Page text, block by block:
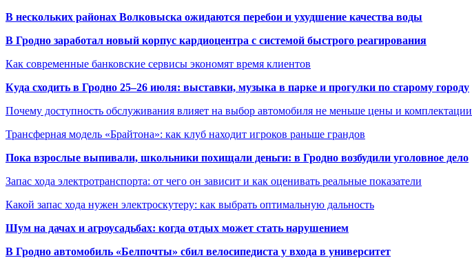
В нескольких районах Волковыска ожидаются перебои и ухудшение качества воды
В Гродно заработал новый корпус кардиоцентра с системой быстрого реагирования
Как современные банковские сервисы экономят время клиентов
Куда сходить в Гродно 25–26 июля: выставки, музыка в парке и прогулки по старому городу
Почему доступность обслуживания влияет на выбор автомобиля не меньше цены и комплектации
Трансферная модель «Брайтона»: как клуб находит игроков раньше грандов
Пока взрослые выпивали, школьники похищали деньги: в Гродно возбудили уголовное дело
Запас хода электротранспорта: от чего он зависит и как оценивать реальные показатели
Какой запас хода нужен электроскутеру: как выбрать оптимальную дальность
Шум на дачах и агроусадьбах: когда отдых может стать нарушением
В Гродно автомобиль «Белпочты» сбил велосипедиста у входа в университет